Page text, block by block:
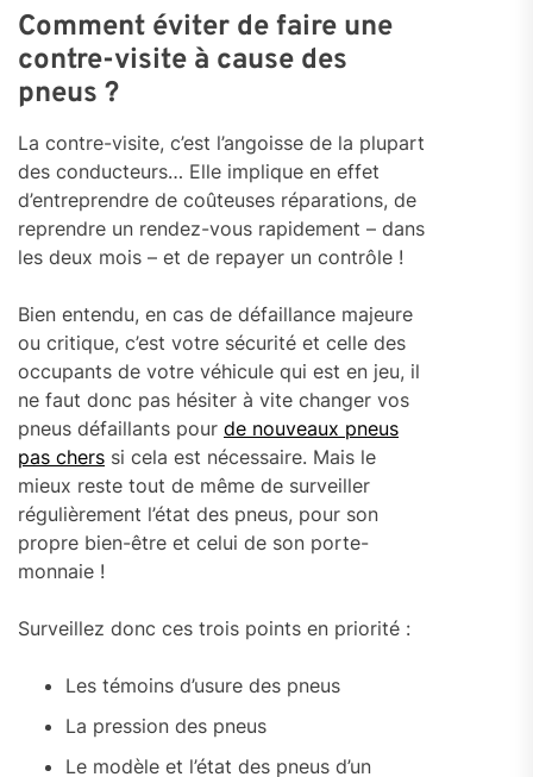
Comment éviter de faire une
contre-visite à cause des
pneus ?
La contre-visite, c’est l’angoisse de la plupart
des conducteurs… Elle implique en effet
d’entreprendre de coûteuses réparations, de
reprendre un rendez-vous rapidement – dans
les deux mois – et de repayer un contrôle !
Bien entendu, en cas de défaillance majeure
ou critique, c’est votre sécurité et celle des
occupants de votre véhicule qui est en jeu, il
ne faut donc pas hésiter à vite changer vos
pneus défaillants pour de nouveaux pneus
pas chers si cela est nécessaire. Mais le
mieux reste tout de même de surveiller
régulièrement l’état des pneus, pour son
propre bien-être et celui de son porte-
monnaie !
Surveillez donc ces trois points en priorité :
Les témoins d’usure des pneus
La pression des pneus
Le modèle et l’état des pneus d’un